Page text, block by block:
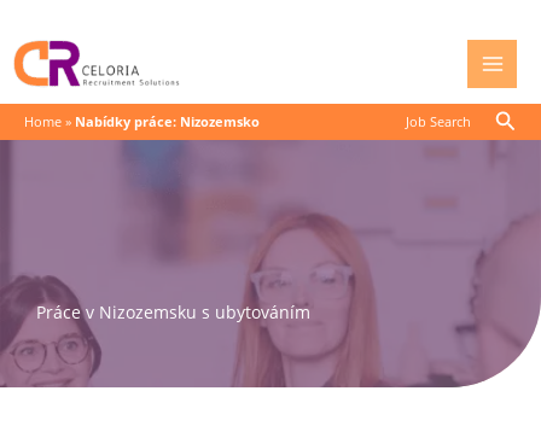
na
obsah
Home » Nabídky práce: Nizozemsko Job Search
Práce v Nizozemsku s ubytováním